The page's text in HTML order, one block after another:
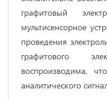
графитовый
мультисенсорное
проведения
графитового
воспроизводима,
аналитического